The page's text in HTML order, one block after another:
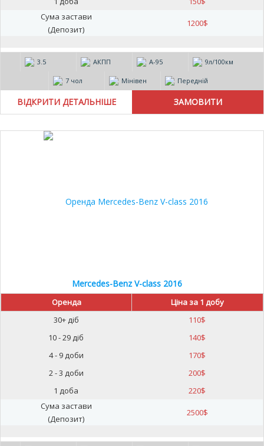
Сума застави
(Депозит)
1200$
3.5 АКПП А-95 9л/100км
7 чол Мінівен Передній
ВІДКРИТИ ДЕТАЛЬНІШЕ
Mercedes-Benz V-class 2016
Оренда
Ціна за 1 добу
30+ діб
110$
10 - 29 діб
140$
4 - 9 доби
170$
2 - 3 доби
200$
1 доба
220$
Сума застави
(Депозит)
2500$